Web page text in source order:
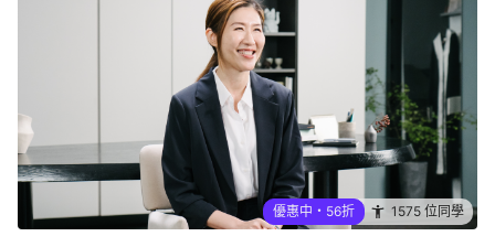
優惠中・56折 1575 位同學